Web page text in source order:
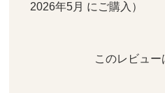
2026年5月 にご購入）
このレビュ